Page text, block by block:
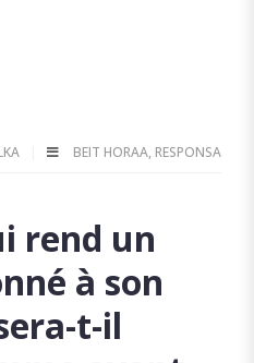
BEIT HORAA, RESPONSA
rend un
à son
t-il